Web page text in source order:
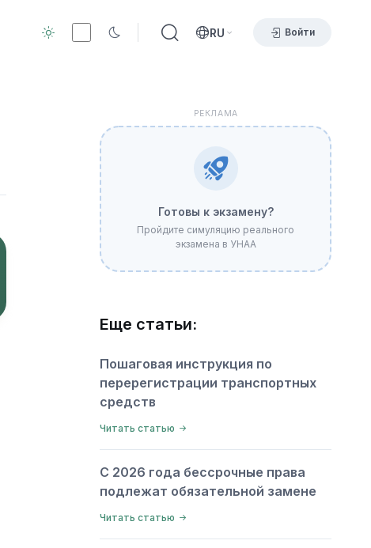
RU Войти
РЕКЛАМА
Готовы к экзамену?
Пройдите симуляцию реального
экзамена в УНАА
Еще статьи:
Пошаговая инструкция по
перерегистрации транспортных
средств
Читать статью
С 2026 года бессрочные права
подлежат обязательной замене
Читать статью